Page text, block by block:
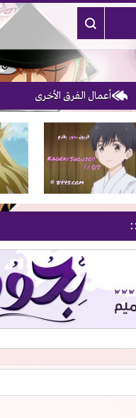
أعمال الفرق الأخرى